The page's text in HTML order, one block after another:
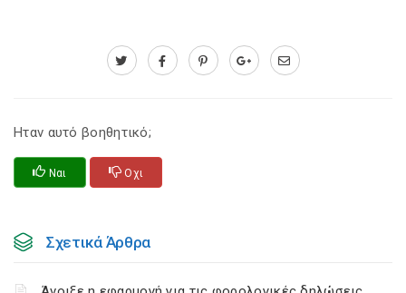
Ηταν αυτό βοηθητικό;
Ναι Οχι
Σχετικά Άρθρα